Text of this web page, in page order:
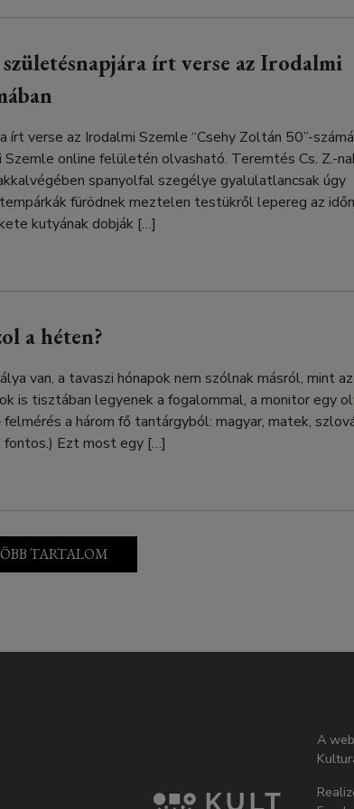
írt verse az Irodalmi
verse az Irodalmi Szemle “Csehy Zoltán 50”-
online felületén olvasható. Teremtés Cs. Z.-
spanyolfal szegélye gyalulatlancsak úgy
fürödnek meztelen testükről lepereg az
kutyának dobják […]
a héten?
van, a tavaszi hónapok nem szólnak másról, mint az
is tisztában legyenek a fogalommal, a monitor egy
a három fő tantárgyból: magyar, matek,
fontos.) Ezt most egy […]
TARTALOM
A